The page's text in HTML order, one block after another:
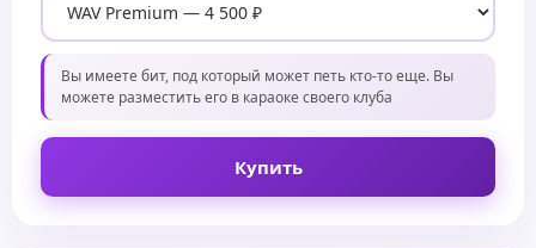
Вы имеете бит, под который может петь кто-то еще. Вы
можете разместить его в караоке своего клуба
Купить